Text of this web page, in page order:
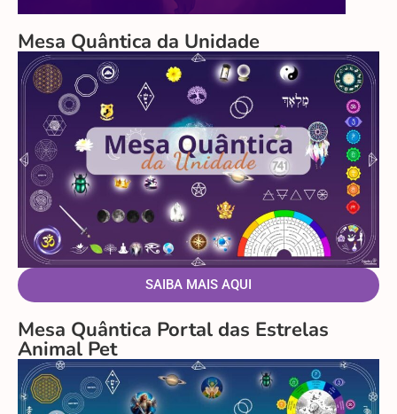
Mesa Quântica da Unidade
SAIBA MAIS AQUI
Mesa Quântica Portal das Estrelas
Animal Pet